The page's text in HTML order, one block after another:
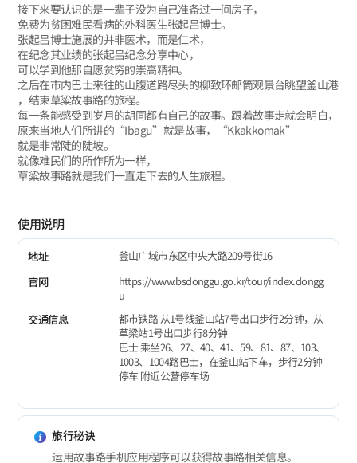
接下来要认识的是一辈子没为自己准备过一间房子，
免费为贫困难民看病的外科医生张起吕博士。
张起吕博士施展的并非医术，而是仁术，
在纪念其业绩的张起吕纪念分享中心，
可以学到他那自愿贫穷的崇高精神。
之后在市内巴士来往的山腹道路尽头的柳致环邮筒观景台眺望釜山港
，结束草粱故事路的旅程。
每一条能感受到岁月的胡同都有自己的故事。跟着故事走就会明白，
原来当地人们所讲的“Ibagu”就是故事，“Kkakkomak”
就是非常陡的陡坡。
就像难民们的所作所为一样，
草粱故事路就是我们一直走下去的人生旅程。
使用说明
地址
釜山广域市东区中央大路209号街16
官网
https://www.bsdonggu.go.kr/tour/index.dongg
u
交通信息
都市铁路 从1号线釜山站7号出口步行2分钟，从
草梁站1号出口步行8分钟
巴士 乘坐26、27、40、41、59、81、87、103、
1003、1004路巴士，在釜山站下车，步行2分钟
停车 附近公营停车场
旅行秘诀
运用故事路手机应用程序可以获得故事路相关信息。